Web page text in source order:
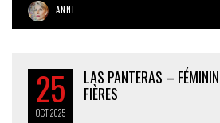
ANNE
25
OCT2025
LAS PANTERAS –
FIÈRES